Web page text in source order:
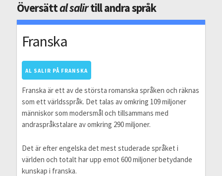
Översättal salirtill andra språk
Franska
AL SALIR PÅ FRANSKA
Franska är ett av de största romanska språken och räknas
som ett världsspråk. Det talas av omkring 109 miljoner
människor som modersmål och tillsammans med
andraspråkstalare av omkring 290 miljoner.
Det är efter engelska det mest studerade språket i
världen och totalt har upp emot 600 miljoner betydande
kunskap i franska.